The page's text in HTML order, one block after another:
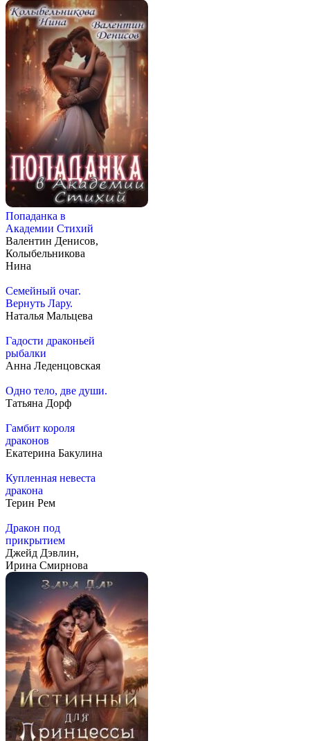
Попаданка в
Академии Стихий
Валентин Денисов,
Колыбельникова
Нина
Семейный очаг.
Вернуть Лару.
Наталья Мальцева
Гадости драконьей
рыбалки
Анна Леденцовская
Одно тело, две души.
Татьяна Дорф
Гамбит короля
драконов
Екатерина Бакулина
Купленная невеста
дракона
Терин Рем
Дракон под
прикрытием
Джейд Дэвлин,
Ирина Смирнова